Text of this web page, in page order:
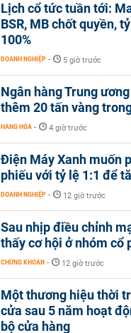
Lịch cổ tức tuần tới:
BSR, MB chốt quyền,
100%
DOANH NGHIỆP - 5 giờ trước
Ngân hàng Trung
thêm 20 tấn vàng
HÀNG HÓA - 4 giờ trước
Điện Máy Xanh muốn
phiếu với tỷ lệ 1:1 để
DOANH NGHIỆP - 12 giờ trước
Sau nhịp điều chỉnh
thấy cơ hội ở nhóm cổ
CHỨNG KHOÁN - 12 giờ trước
Một thương hiệu thời
cửa sau 5 năm hoạt
bộ cửa hàng